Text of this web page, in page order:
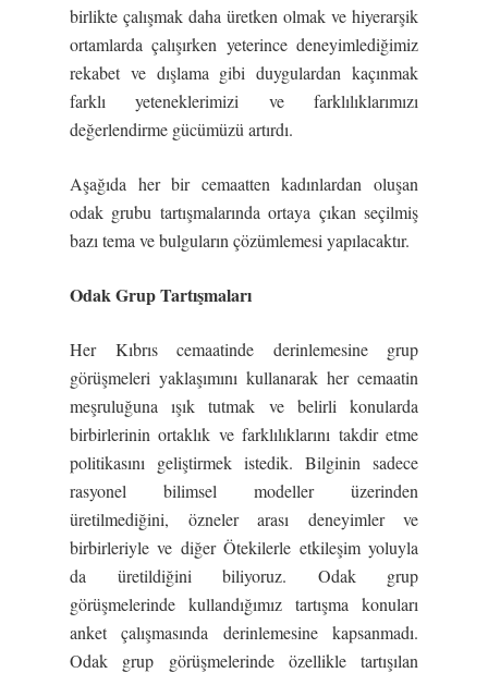
birlikte çalışmak daha üretken olmak ve hiyerarşik
ortamlarda çalışırken yeterince deneyimlediğimiz
rekabet ve dışlama gibi duygulardan kaçınmak
farklı yeteneklerimizi ve farklılıklarımızı
değerlendirme gücümüzü artırdı.
Aşağıda her bir cemaatten kadınlardan oluşan
odak grubu tartışmalarında ortaya çıkan seçilmiş
bazı tema ve bulguların çözümlemesi yapılacaktır.
Odak Grup Tartışmaları
Her Kıbrıs cemaatinde derinlemesine grup
görüşmeleri yaklaşımını kullanarak her cemaatin
meşruluğuna ışık tutmak ve belirli konularda
birbirlerinin ortaklık ve farklılıklarını takdir etme
politikasını geliştirmek istedik. Bilginin sadece
rasyonel bilimsel modeller üzerinden
üretilmediğini, özneler arası deneyimler ve
birbirleriyle ve diğer Ötekilerle etkileşim yoluyla
da üretildiğini biliyoruz. Odak grup
görüşmelerinde kullandığımız tartışma konuları
anket çalışmasında derinlemesine kapsanmadı.
Odak grup görüşmelerinde özellikle tartışılan